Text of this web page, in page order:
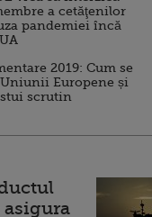
a cetăţenilor
pandemiei încă
2019: Cum se
Europene și
scrutin